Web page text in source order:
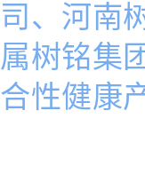
司、河南
属树铭集
合性健康